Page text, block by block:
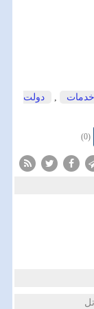
خدمات ,
دولت
(0)